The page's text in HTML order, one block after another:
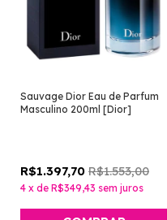
Sauvage Dior Eau de Parfum
Masculino 200ml [Dior]
R$1.397,70 R$1.553,00
4 x de R$349,43 sem juros